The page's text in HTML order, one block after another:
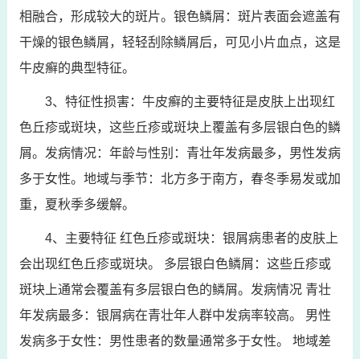
相融合，形成较大的斑片。银色鳞屑：斑片表面会遮盖有
干燥的银色鳞屑，轻轻刮除鳞屑后，可见小片血点，这是
牛皮癣的典型特征。
3、特征性损害：牛皮癣的主要特征是皮肤上出现红
色丘疹或斑块，这些丘疹或斑块上覆盖有多层银白色的鳞
屑。发病情况：年龄与性别：青壮年发病最多，男性发病
多于女性。地域与季节：北方多于南方，春冬季易发或加
重，夏秋季多缓解。
4、主要特征 红色丘疹或斑块：银屑病患者的皮肤上
会出现红色丘疹或斑块。 多层银白色鳞屑：这些丘疹或
斑块上通常会覆盖有多层银白色的鳞屑。发病情况 青壮
年发病最多：银屑病在青壮年人群中发病率较高。 男性
发病多于女性：男性患者的数量通常多于女性。 地域差